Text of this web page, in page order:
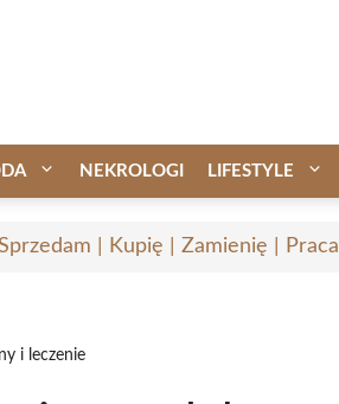
NEKROLOGI LIFESTYLE
| Kupię | Zamienię | Praca
i leczenie